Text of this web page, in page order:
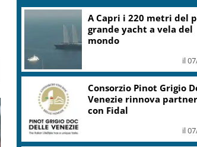
A Capri i 220 metri del
grande yacht a vela del
mondo
il
Consorzio Pinot Grigio
Venezie rinnova
con Fidal
il